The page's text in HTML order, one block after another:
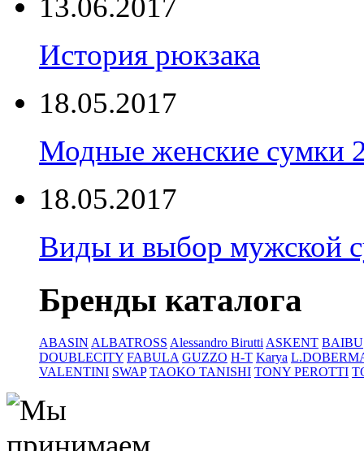
13.06.2017
История рюкзака
18.05.2017
Модные женские сумки
18.05.2017
Виды и выбор мужской
Бренды каталога
ABASIN ALBATROSS Alessandro Birutti ASKENT BAIBU
DOUBLECITY FABULA GUZZO H-T Karya
VALENTINI SWAP TAOKO TANISHI TONY PEROTTI